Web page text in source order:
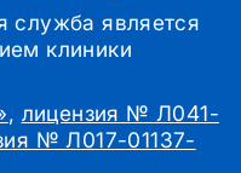
служба является
клиники
, лицензия № Л041-
№ Л017-01137-